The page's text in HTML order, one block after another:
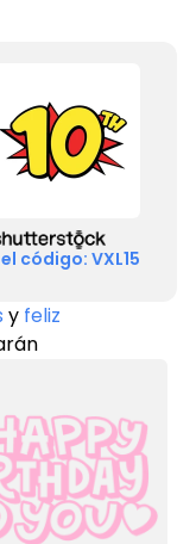
código: VXL15
y feliz